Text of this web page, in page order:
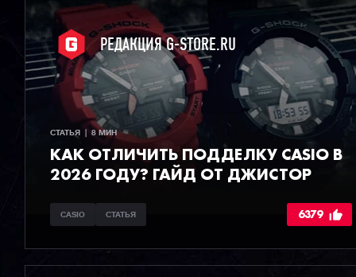
РЕДАКЦИЯ G-STORE.RU
СТАТЬЯ  |  8 МИН
КАК ОТЛИЧИТЬ ПОДДЕЛКУ CASIO В
2026 ГОДУ? ГАЙД ОТ ДЖИСТОР
CASIO СТАТЬЯ 6379